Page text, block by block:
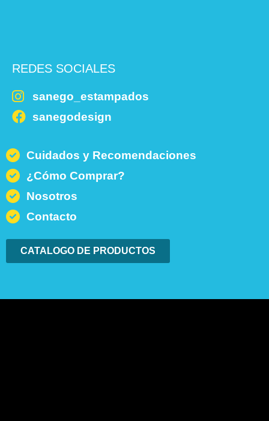
REDES SOCIALES
sanego_estampados
sanegodesign
Cuidados y Recomendaciones
¿Cómo Comprar?
Nosotros
Contacto
CATALOGO DE PRODUCTOS